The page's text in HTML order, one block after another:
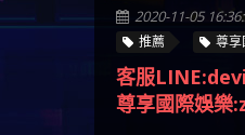
靈無法出金
你如何規避
記投資是真
詐騙的錢怎
何拿回被騙
KnTop是不是
嗎 【KnTop】
KnTop詐騙的
討回資金賴
專案是詐騙
是不是詐騙
真的嗎 被機
的錢怎麼辦
續收割國人
金賴zg369】
Hoyabit是不是
的嗎 被
怎麼辦 本文
【其他問題】
詐騙持續收
討回資金賴
行銷是詐騙嗎
銷是不是詐騙
【其他問題
「zg369」深
Family & Love
Family & Love
【其他問題
續收割國人
金賴zg369】
【其他問題
【zg369】
【其他問題】
2020-11-05
推薦 尊享
客服
尊享國際娛樂